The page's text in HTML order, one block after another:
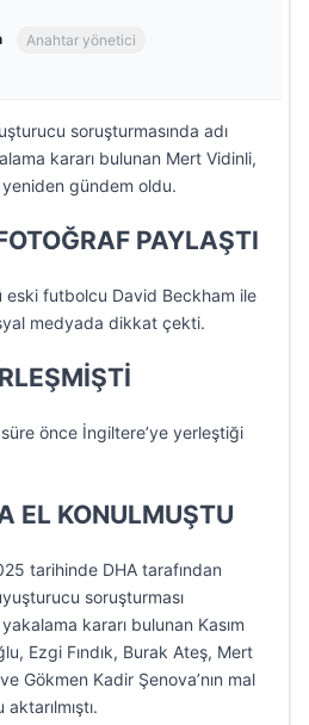
Anahtar yönetici
soruşturmasında adı
kararı bulunan Mert Vidinli,
yeniden gündem oldu.
PAYLAŞTI
eski futbolcu David Beckham ile
medyada dikkat çekti.
önce İngiltere’ye yerleştiği
EL KONULMUŞTU
tarihinde DHA tarafından
soruşturması
kararı bulunan Kasım
Ezgi Fındık, Burak Ateş, Mert
Gökmen Kadir Şenova’nın mal